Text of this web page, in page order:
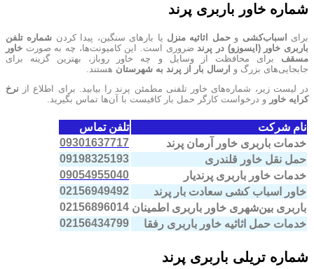
شماره خاور باربری پرند
برای اسباب‌کشی وحمل اثاثیه منزل یا بارهای سنگین، پیدا کردن شماره تلفن
باربری خاور (ایسوزو) در پرند ضروری است. این کامیونت‌ها، چه به صورت خاور
مسقف برای محافظت از وسایل و چه خاور روباز، بهترین گزینه برای
جابجایی‌های بزرگ و ارسال بار از پرند به شهرستان هستند.
در لیست زیر، شماره‌های خاور تلفنی مطمئن پرند را بیابید. برای اطلاع از نرخ
کرایه خاور و درخواست کارگر حمل بار کافیست با آن‌ها تماس بگیرید.
نام شرکت
تلفن تماس
خدمات باربری خاور آرمان پرند
09301637717
حمل نقل خاور قلندری
09198325193
خدمات خاور باربری پرندیار
09054955040
خاور اسباب کشی سعادت بار پرند
02156949492
باربری بین‌شهری خاور باربری اطمینان 02156896014
خدمات حمل اثاثیه خاور باربری رفقا
02156434799
شماره تریلی باربری پرند